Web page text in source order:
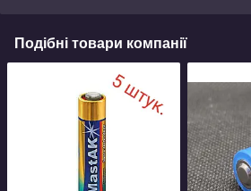
Подібні товари компанії